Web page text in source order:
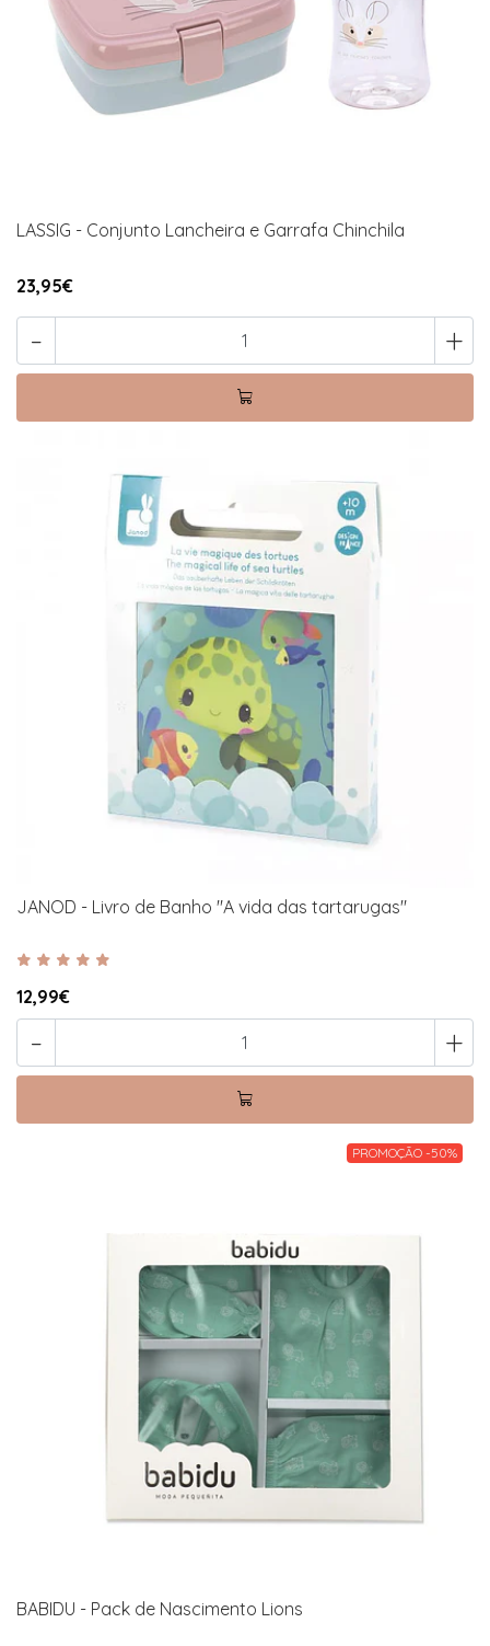
LASSIG - Conjunto Lancheira e Garrafa Chinchila
23,95€
- +
JANOD - Livro de Banho "A vida das tartarugas"
12,99€
- +
PROMOÇÃO -50%
BABIDU - Pack de Nascimento Lions